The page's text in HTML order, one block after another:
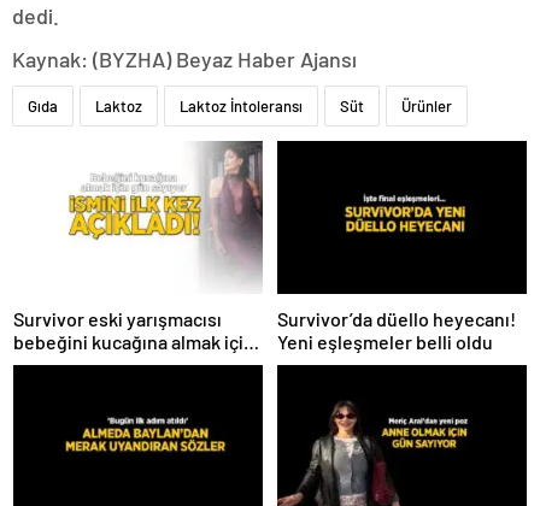
dedi.
Kaynak: (BYZHA) Beyaz Haber Ajansı
Gıda Laktoz Laktoz İntoleransı Süt Ürünler
Survivor eski yarışmacısı
bebeğini kucağına almak için
gün sayıyor! İsmini ilk kez
Survivor’da düello heyecanı!
Yeni eşleşmeler belli oldu